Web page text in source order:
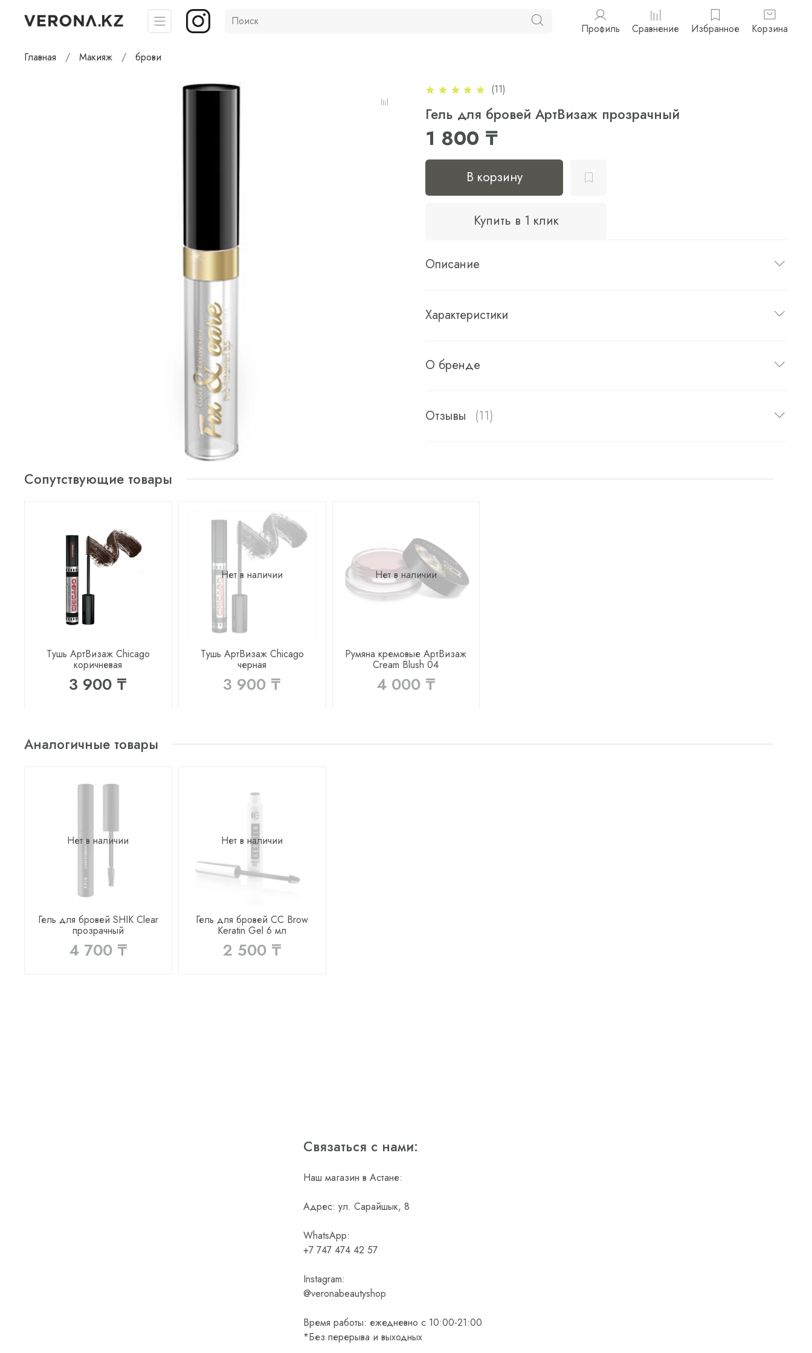
Профиль Сравнение Избранное Корзина
Главная Макияж брови
(11)
Гель для бровей АртВизаж прозрачный
1 800 ₸
В корзину
Купить в 1 клик
Описание
Характеристики
О бренде
Отзывы (11)
Сопутствующие товары
Тушь АртВизаж Chicago
коричневая
3 900 ₸
Нет в наличии
Тушь АртВизаж Chicago
черная
3 900 ₸
Нет в наличии
Румяна кремовые АртВизаж
Cream Blush 04
4 000 ₸
Аналогичные товары
Нет в наличии
Гель для бровей SHIK Clear
прозрачный
4 700 ₸
Нет в наличии
Гель для бровей CC Brow
Keratin Gel 6 мл
2 500 ₸
Связаться с нами:
Наш магазин в Астане:
Адрес: ул. Сарайшык, 8
WhatsApp:
+7 747 474 42 57
Instagram:
@veronabeautyshop
Время работы: ежедневно с 10:00-21:00
*Без перерыва и выходных